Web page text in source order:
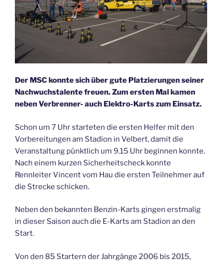
Der MSC konnte sich über gute Platzierungen seiner
Nachwuchstalente freuen. Zum ersten Mal kamen
neben Verbrenner- auch Elektro-Karts zum Einsatz.
Schon um 7 Uhr starteten die ersten Helfer mit den
Vorbereitungen am Stadion in Velbert, damit die
Veranstaltung pünktlich um 9.15 Uhr beginnen konnte.
Nach einem kurzen Sicherheitscheck konnte
Rennleiter Vincent vom Hau die ersten Teilnehmer auf
die Strecke schicken.
Neben den bekannten Benzin-Karts gingen erstmalig
in dieser Saison auch die E-Karts am Stadion an den
Start.
Von den 85 Startern der Jahrgänge 2006 bis 2015,